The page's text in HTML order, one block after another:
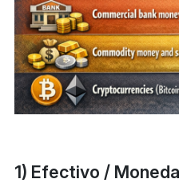
1) Efectivo /